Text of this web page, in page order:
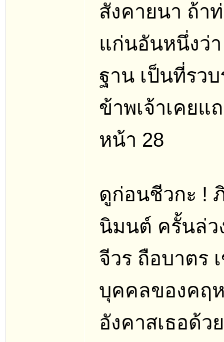
สังคายนา ถ้า
แก่นอันหนึ่งว่
ฐาน เป็นที่รว
ข้าพเจ้าเคยแ
หน้า 28
ดูก่อนชีวกะ !
นิมนต์ ครั้นล่ว
จีวร ถือบาตร
บุคคลของคฤ
อังคาสเธอด้